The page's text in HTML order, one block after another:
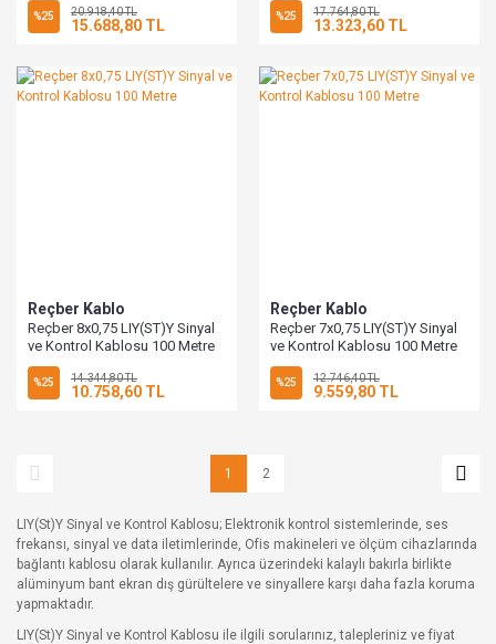
%25 20.918,40 TL
15.688,80 TL %25 17.764,80 TL
13.323,60 TL
Reçber Kablo
Reçber 8x0,75 LIY(ST)Y Sinyal
ve Kontrol Kablosu 100 Metre
%25 14.344,80 TL
10.758,60 TL
Reçber Kablo
Reçber 7x0,75 LIY(ST)Y Sinyal
ve Kontrol Kablosu 100 Metre
%25 12.746,40 TL
9.559,80 TL
1 2
LIY(St)Y Sinyal ve Kontrol Kablosu; Elektronik kontrol sistemlerinde, ses
frekansı, sinyal ve data iletimlerinde, Ofis makineleri ve ölçüm cihazlarında
bağlantı kablosu olarak kullanılır. Ayrıca üzerindeki kalaylı bakırla birlikte
alüminyum bant ekran dış gürültelere ve sinyallere karşı daha fazla koruma
yapmaktadır.
LIY(St)Y Sinyal ve Kontrol Kablosu ile ilgili sorularınız, talepleriniz ve fiyat